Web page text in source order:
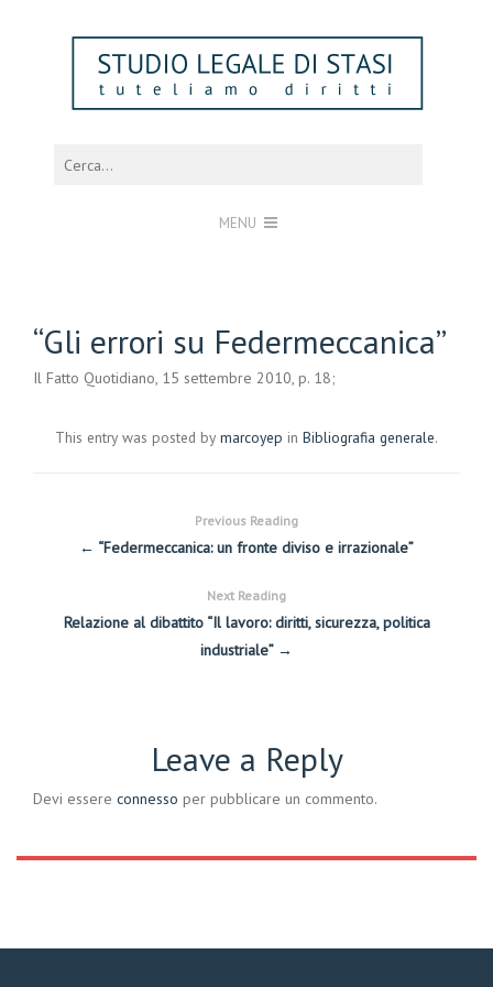
MENU
“Gli errori su Federmeccanica”
Il Fatto Quotidiano, 15 settembre 2010, p. 18;
This entry was posted by marcoyep in Bibliografia generale.
Previous Reading
← “Federmeccanica: un fronte diviso e irrazionale”
Next Reading
Relazione al dibattito “Il lavoro: diritti, sicurezza, politica
industriale” →
Leave a Reply
Devi essere connesso per pubblicare un commento.